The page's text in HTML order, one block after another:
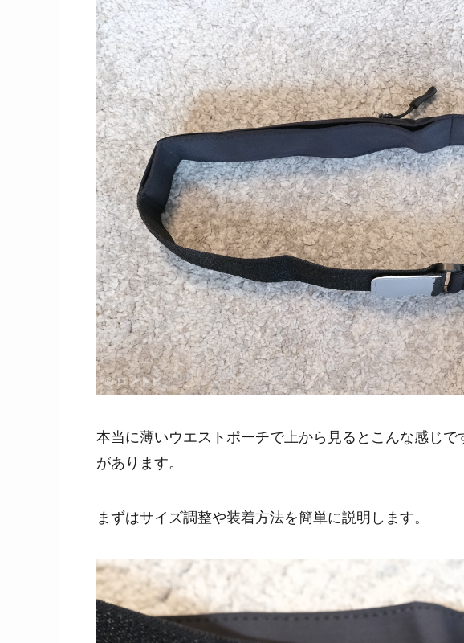
本当に薄いウエストポーチで上から見るとこんな感じ
があります。
まずはサイズ調整や装着方法を簡単に説明します。